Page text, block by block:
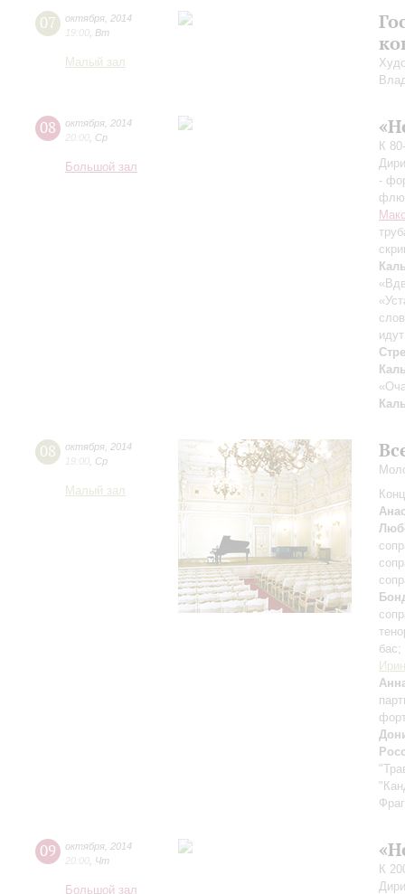
07 октября 2014
19:00 Вт
Малый зал
08 октября 2014
20:00 Ср
Большой зал
К
-
08 октября 2014
19:00 Ср
Малый зал
баc;
09 октября 2014
20:00 Чт
Большой зал
К